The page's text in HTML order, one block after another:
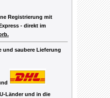
Registrierung mit
- direkt im
und saubere Lieferung
Länder und in die